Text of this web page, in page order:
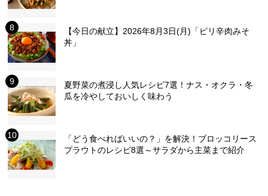
【今日の献立】2026年8月3日(月)「ピリ辛肉みそ
丼」
夏野菜の煮浸し人気レシピ7選！ナス・オクラ・冬
瓜を冷やしておいしく味わう
「どう食べればいいの？」を解決！ブロッコリース
プラウトのレシピ8選～サラダから主菜まで紹介